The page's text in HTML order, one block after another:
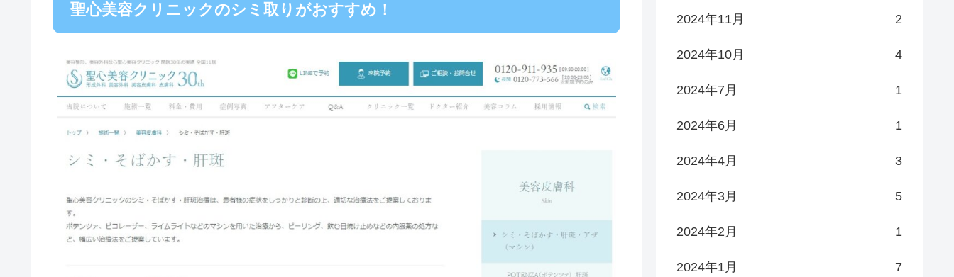
聖心美容クリニックのシミ取りがおすすめ！
2024年11月 2
2024年10月 4
2024年7月 1
2024年6月 1
2024年4月 3
2024年3月 5
2024年2月 1
2024年1月 7